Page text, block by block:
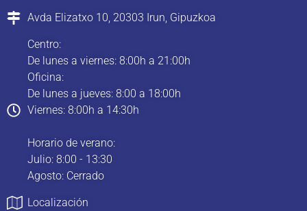
Avda Elizatxo 10, 20303 Irun, Gipuzkoa
Centro:
De lunes a viernes: 8:00h a 21:00h
Oficina:
De lunes a jueves: 8:00 a 18:00h
Viernes: 8:00h a 14:30h
Horario de verano:
Julio: 8:00 - 13:30
Agosto: Cerrado
Localización